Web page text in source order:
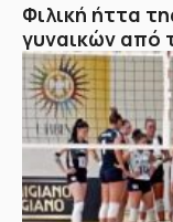
Φιλική ήττα
γυναικών από